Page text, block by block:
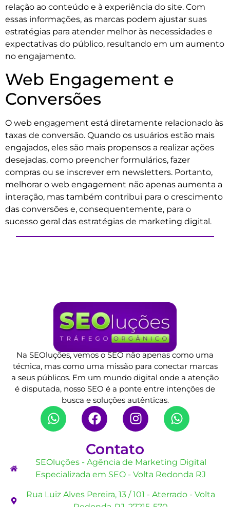
relação ao conteúdo e à experiência do site. Com
essas informações, as marcas podem ajustar suas
estratégias para atender melhor às necessidades e
expectativas do público, resultando em um aumento
no engajamento.
Web Engagement e
Conversões
O web engagement está diretamente relacionado às
taxas de conversão. Quando os usuários estão mais
engajados, eles são mais propensos a realizar ações
desejadas, como preencher formulários, fazer
compras ou se inscrever em newsletters. Portanto,
melhorar o web engagement não apenas aumenta a
interação, mas também contribui para o crescimento
das conversões e, consequentemente, para o
sucesso geral das estratégias de marketing digital.
Na SEOluções, vemos o SEO não apenas como uma
técnica, mas como uma missão para conectar marcas
a seus públicos. Em um mundo digital onde a atenção
é disputada, nosso SEO é a ponte entre intenções de
busca e soluções autênticas.
Contato
SEOluções - Agência de Marketing Digital
Especializada em SEO - Volta Redonda RJ
Rua Luiz Alves Pereira, 13 / 101 - Aterrado - Volta